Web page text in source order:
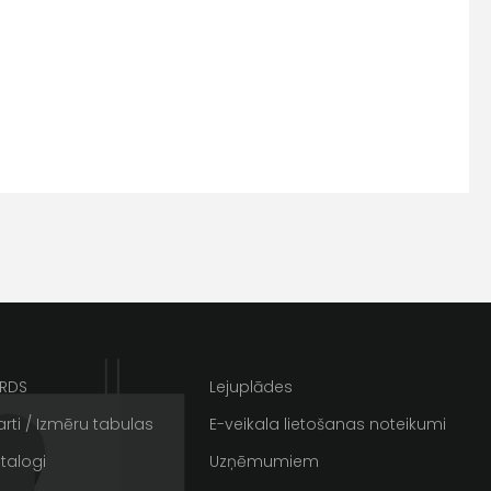
/ Izmēru tabulas
Lejuplādes
E-veikala lietošanas noteikumi
Uzņēmumiem
veikala